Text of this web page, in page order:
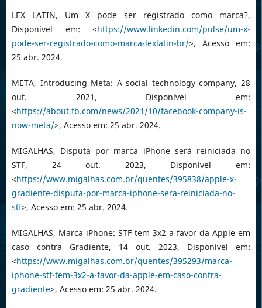
LEX LATIN, Um X pode ser registrado como marca?,
Disponível em: <https://www.linkedin.com/pulse/um-x-
pode-ser-registrado-como-marca-lexlatin-br/>, Acesso em:
25 abr. 2024.
META, Introducing Meta: A social technology company, 28
out. 2021, Disponível em:
<https://about.fb.com/news/2021/10/facebook-company-is-
now-meta/>, Acesso em: 25 abr. 2024.
MIGALHAS, Disputa por marca iPhone será reiniciada no
STF, 24 out. 2023, Disponível em:
<https://www.migalhas.com.br/quentes/395838/apple-x-
gradiente-disputa-por-marca-iphone-sera-reiniciada-no-
stf>, Acesso em: 25 abr. 2024.
MIGALHAS, Marca iPhone: STF tem 3x2 a favor da Apple em
caso contra Gradiente, 14 out. 2023, Disponível em:
<https://www.migalhas.com.br/quentes/395293/marca-
iphone-stf-tem-3x2-a-favor-da-apple-em-caso-contra-
gradiente>, Acesso em: 25 abr. 2024.